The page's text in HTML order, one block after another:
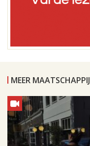
MEER MAATSCHAPPIJ